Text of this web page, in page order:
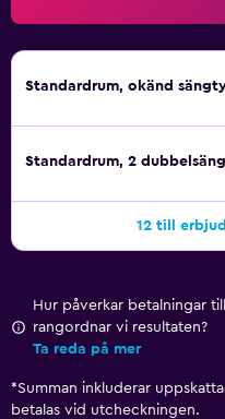
Standardrum, okänd
Standardrum, 2
12 till
Hur påverkar betalningar
rangordnar vi resultaten?
Ta reda på mer
*Summan inkluderar
betalas vid utcheckningen.